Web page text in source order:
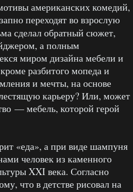
американских комедий,
переходят во взрослую
сделал обратный сюжет,
а полным
миром дизайна мебели и
разбитого мопеда и
и мечты, на основе
карьеру? Или, может
— мебель, которой герой
«еда», а при виде шампуня
человек из каменного
XXI века. Согласно
что в детстве рисовал на